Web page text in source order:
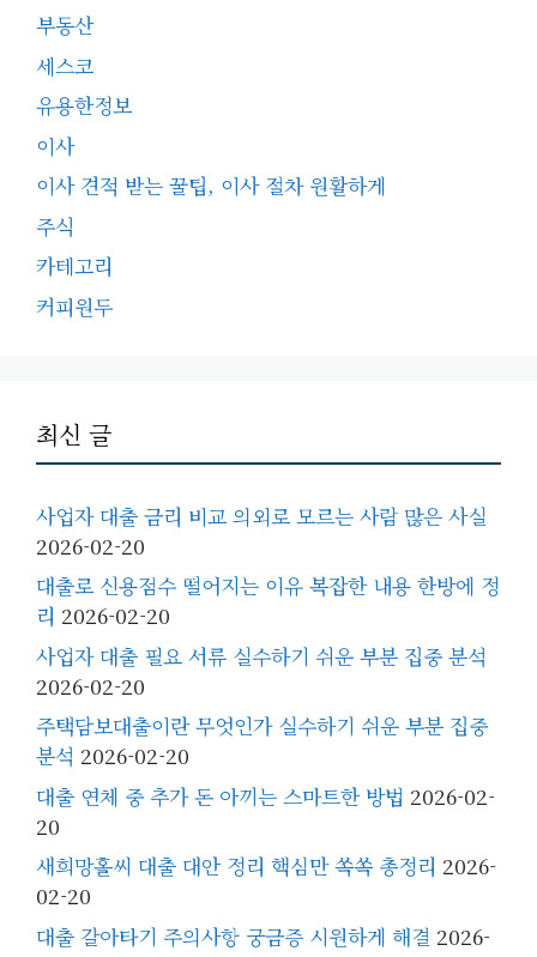
부동산
세스코
유용한정보
이사
이사 견적 받는 꿀팁, 이사 절차 원활하게
주식
카테고리
커피원두
최신 글
사업자 대출 금리 비교 의외로 모르는 사람 많은 사실
2026-02-20
대출로 신용점수 떨어지는 이유 복잡한 내용 한방에 정
리 2026-02-20
사업자 대출 필요 서류 실수하기 쉬운 부분 집중 분석
2026-02-20
주택담보대출이란 무엇인가 실수하기 쉬운 부분 집중
분석 2026-02-20
대출 연체 중 추가 돈 아끼는 스마트한 방법 2026-02-
20
새희망홀씨 대출 대안 정리 핵심만 쏙쏙 총정리 2026-
02-20
대출 갈아타기 주의사항 궁금증 시원하게 해결 2026-